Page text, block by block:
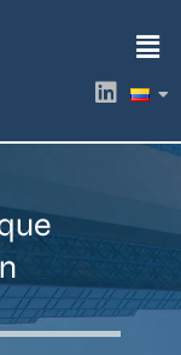
L
i
k
i